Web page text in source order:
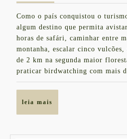
de
2026
Como o país conquistou o
algum destino que permita
horas de safári, caminhar entre
montanha, escalar cinco
de 2 km na segunda maior
praticar birdwatching com mais
leia mais